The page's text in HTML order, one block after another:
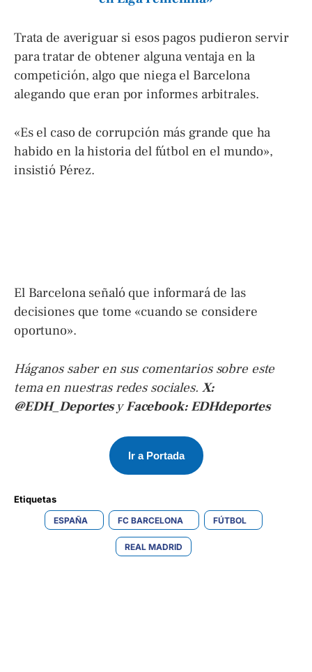
Trata de averiguar si esos pagos pudieron servir
para tratar de obtener alguna ventaja en la
competición, algo que niega el Barcelona
alegando que eran por informes arbitrales.
«Es el caso de corrupción más grande que ha
habido en la historia del fútbol en el mundo»,
insistió Pérez.
El Barcelona señaló que informará de las
decisiones que tome «cuando se considere
oportuno».
Háganos saber en sus comentarios sobre este
tema en nuestras redes sociales. X:
@EDH_DeportesyFacebook: EDHdeportes
Ir a Portada
Etiquetas
ESPAÑA FC BARCELONA FÚTBOL
REAL MADRID